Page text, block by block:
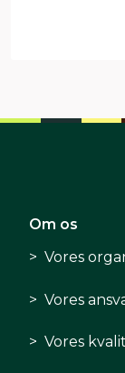
Om os
Vores
Vores
Vores